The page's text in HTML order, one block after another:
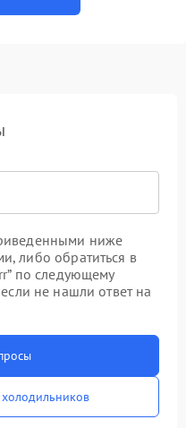
ниже
либо обратиться в
по следующему
если не нашли ответ на